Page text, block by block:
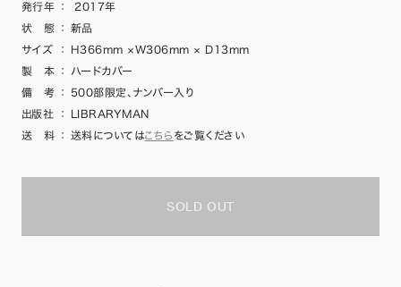
発行年 ：
2017年
状 態
：
新品
サイズ
：
H366mm ×W306mm × D13mm
製 本
：
ハードカバー
備 考
：
500部限定、ナンバー入り
出版社
：
LIBRARYMAN
送 料
： 送料についてはこちら をご覧ください
SOLD OUT